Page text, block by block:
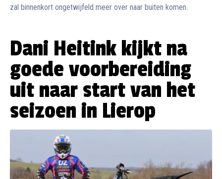
zal binnenkort ongetwijfeld meer over naar buiten komen.
Dani Heitink kijkt na
goede voorbereiding
uit naar start van het
seizoen in Lierop